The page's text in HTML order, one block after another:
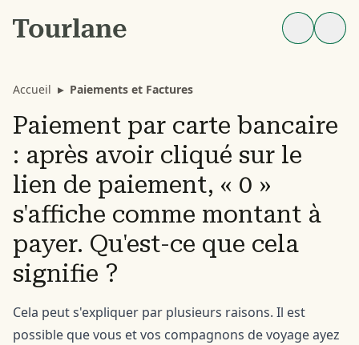
Accueil ▸ Paiements et Factures
Paiement par carte bancaire
: après avoir cliqué sur le
lien de paiement, « 0 »
s'affiche comme montant à
payer. Qu'est-ce que cela
signifie ?
Cela peut s'expliquer par plusieurs raisons. Il est
possible que vous et vos compagnons de voyage ayez